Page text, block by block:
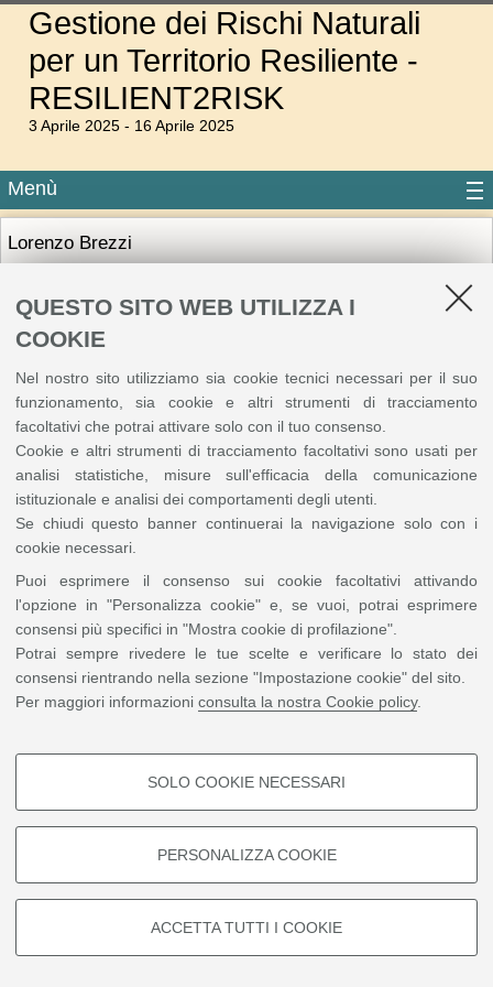
QUESTO SITO WEB UTILIZZA I
COOKIE
Nel nostro sito utilizziamo sia cookie tecnici necessari per il suo
funzionamento, sia cookie e altri strumenti di tracciamento
facoltativi che potrai attivare solo con il tuo consenso.
Cookie e altri strumenti di tracciamento facoltativi sono usati per
analisi statistiche, misure sull'efficacia della comunicazione
istituzionale e analisi dei comportamenti degli utenti.
Se chiudi questo banner continuerai la navigazione solo con i
cookie necessari.
Puoi esprimere il consenso sui cookie facoltativi attivando
l'opzione in "Personalizza cookie" e, se vuoi, potrai esprimere
consensi più specifici in "Mostra cookie di profilazione".
Potrai sempre rivedere le tue scelte e verificare lo stato dei
consensi rientrando nella sezione "Impostazione cookie" del sito.
Per maggiori informazioni consulta la nostra Cookie policy.
COOKIE DI PROFILAZIONE -
FACOLTATIVI
SOLO COOKIE NECESSARI
PERSONALIZZA COOKIE
ACCETTA TUTTI I COOKIE
Gestione dei Rischi Naturali
per un Territorio Resiliente -
RESILIENT2RISK
3 Aprile 2025 - 16 Aprile 2025
Menù
Lorenzo Brezzi
Ambientale
Per maggiori informazioni visita il
©Copyright2026 - ALMA MATER STUDIORUM - Università di Bologna - Via Zamboni, 33
- 40126 Bologna - PI: 01131710376 - CF: 80007010376
Privacy Note legali |
Impostazioni Cookie